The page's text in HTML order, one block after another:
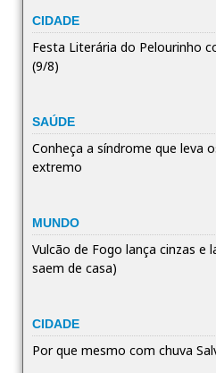
CIDADE
Festa Literária do Pelourinho
(9/8)
SAÚDE
Conheça a síndrome que leva
extremo
MUNDO
Vulcão de Fogo lança cinzas e
saem de casa)
CIDADE
Por que mesmo com chuva